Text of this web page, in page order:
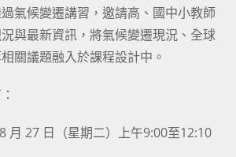
氣候變遷講習，邀請高、國中小教師
與最新資訊，將氣候變遷現況、全球
關議題融入於課程設計中。
月 27 日（星期二）上午9:00至12:10